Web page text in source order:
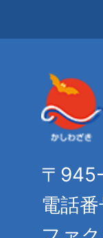
〒
電話